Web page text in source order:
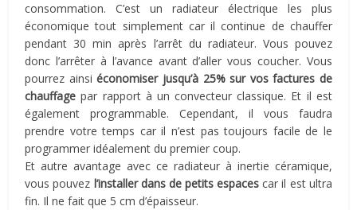
consommation. C’est un radiateur électrique les plus
économique tout simplement car il continue de chauffer
pendant 30 min après l’arrêt du radiateur. Vous pouvez
donc l’arrêter à l’avance avant d’aller vous coucher. Vous
pourrez ainsiéconomiser jusqu’à 25% sur vos factures de
chauffagepar rapport à un convecteur classique. Et il est
également programmable. Cependant, il vous faudra
prendre votre temps car il n’est pas toujours facile de le
programmer idéalement du premier coup.
Et autre avantage avec ce radiateur à inertie céramique,
vous pouvez l’installer dans de petits espaces car il est ultra
fin. Il ne fait que 5 cm d’épaisseur.